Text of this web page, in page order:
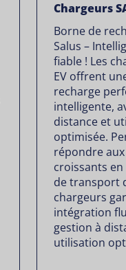
Chargeurs
Borne de
Salus –
fiable ! Les
EV offrent
recharge
intelligente,
distance et
optimisée.
répondre
croissants
de transport
chargeurs
intégration
gestion à
utilisation